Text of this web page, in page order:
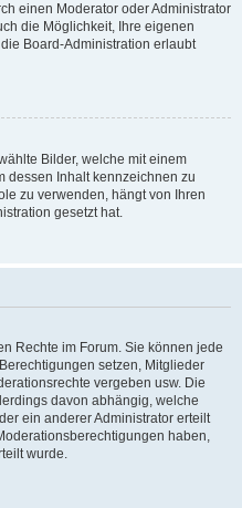
einen Moderator oder Administrator
die Möglichkeit, Ihre eigenen
Board-Administration erlaubt
Bilder, welche mit einem
dessen Inhalt kennzeichnen zu
zu verwenden, hängt von Ihren
gesetzt hat.
Rechte im Forum. Sie können jede
setzen, Mitglieder
vergeben usw. Die
davon abhängig, welche
ein anderer Administrator erteilt
haben,
wurde.